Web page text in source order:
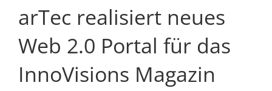
arTec realisiert neues
Web 2.0 Portal für das
InnoVisions Magazin